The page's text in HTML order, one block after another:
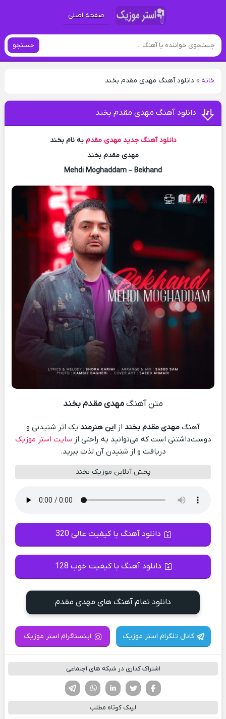
صفحه اصلی
جستجو
خانه» دانلود آهنگ مهدی مقدم بخند
دانلود آهنگ مهدی مقدم بخند
دانلود آهنگ جدید مهدی مقدم به نام بخند
مهدی مقدم بخند
Mehdi Moghaddam – Bekhand
متن آهنگمهدی مقدم بخند
آهنگ مهدی مقدم بخند از این هنرمند یک اثر شنیدنی و
دوست‌داشتنی است که می‌توانید به راحتی از سایت استر موزیک
دریافت و از شنیدن آن لذت ببرید.
پخش آنلاین موزیک بخند
دانلود آهنگ با کیفیت عالی 320
دانلود آهنگ با کیفیت خوب 128
دانلود تمام آهنگ های مهدی مقدم
کانال تلگرام استر موزیک اینستاگرام استر موزیک
اشتراک گذاری در شبکه های اجتماعی
لینکدین تویتر
فیسوک
لینک کوتاه مطلب